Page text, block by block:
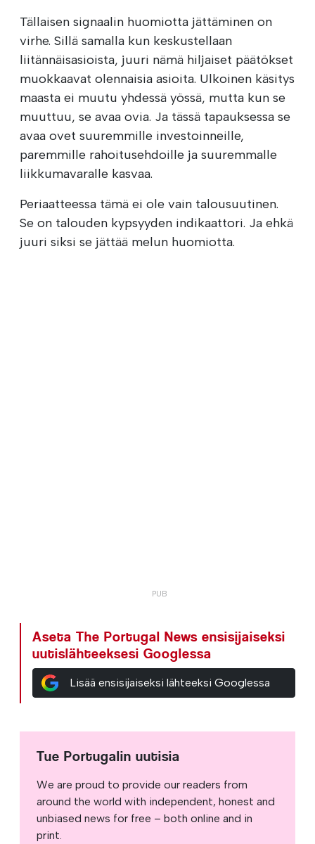
Tällaisen signaalin huomiotta jättäminen on
virhe. Sillä samalla kun keskustellaan
liitännäisasioista, juuri nämä hiljaiset päätökset
muokkaavat olennaisia asioita. Ulkoinen käsitys
maasta ei muutu yhdessä yössä, mutta kun se
muuttuu, se avaa ovia. Ja tässä tapauksessa se
avaa ovet suuremmille investoinneille,
paremmille rahoitusehdoille ja suuremmalle
liikkumavaralle kasvaa.
Periaatteessa tämä ei ole vain talousuutinen.
Se on talouden kypsyyden indikaattori. Ja ehkä
juuri siksi se jättää melun huomiotta.
Aseta The Portugal News ensisijaiseksi
uutislähteeksesi Googlessa
Lisää ensisijaiseksi lähteeksi Googlessa
Tue Portugalin uutisia
We are proud to provide our readers from
around the world with independent, honest and
unbiased news for free – both online and in
print.